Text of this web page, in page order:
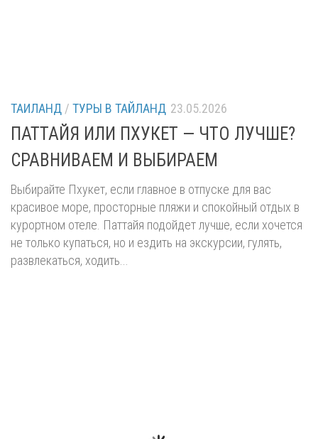
ТАИЛАНД / ТУРЫ В ТАЙЛАНД 23.05.2026
ПАТТАЙЯ ИЛИ ПХУКЕТ — ЧТО ЛУЧШЕ?
СРАВНИВАЕМ И ВЫБИРАЕМ
Выбирайте Пхукет, если главное в отпуске для вас
красивое море, просторные пляжи и спокойный отдых в
курортном отеле. Паттайя подойдет лучше, если хочется
не только купаться, но и ездить на экскурсии, гулять,
развлекаться, ходить...